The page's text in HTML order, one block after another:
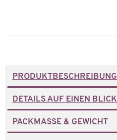
PRODUKTBESCHREIBUNG
DETAILS AUF EINEN BLICK
PACKMASSE & GEWICHT